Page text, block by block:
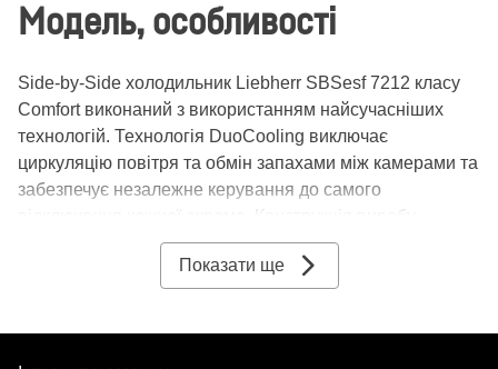
Модель, особливості
Side-by-Side холодильник Liebherr SBSesf 7212 класу
Comfort виконаний з використанням найсучасніших
технологій. Технологія DuoCooling виключає
циркуляцію повітря та обмін запахами між камерами та
забезпечує незалежне керування до самого
відключення кожної окремо. Конструкція виробу
передбачає бічне розташування морозильної камери,
що значно підвищує зручність використання та
Показати ще